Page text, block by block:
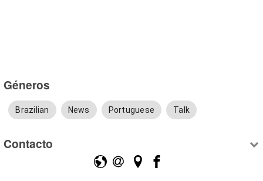
Géneros
Brazilian News Portuguese Talk
Contacto